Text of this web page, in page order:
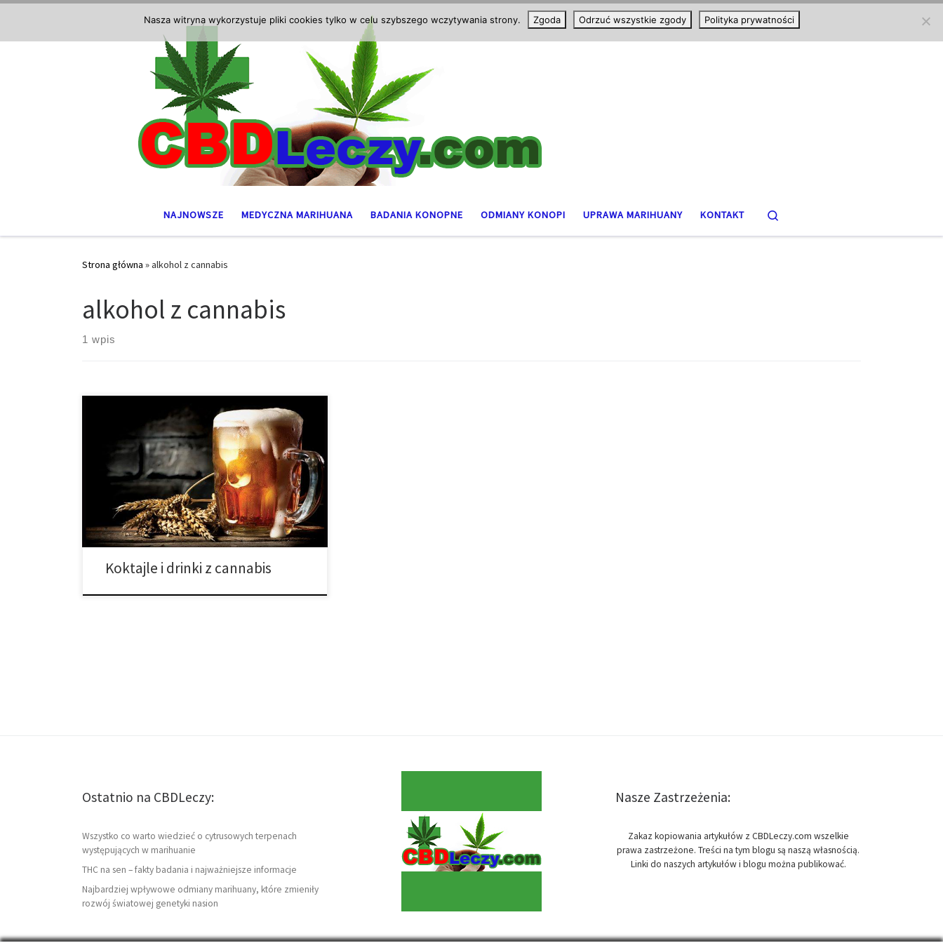
NAJNOWSZE MEDYCZNA MARIHUANA BADANIA KONOPNE ODMIANY KONOPI UPRAWA MARIHUANY KONTAKT
Strona główna »alkohol z cannabis
alkohol z cannabis
1 wpis
Wypij swoje lekarstwo, ale postępuj ostrożnie. Czy
miałeś myśli o dodaniu marihuany do drinków?
Obecnie, kiedy wiele państw posiada jakąś formę
legalnej marihuany, rozmowy o mieszaniu alkoholu z
marihuaną są ważniejsze niż kiedykolwiek wcześniej.
Zanim dodasz cannabis do drinka, jest kilka rzeczy o
których powinieneś wiedzieć. Nie jest to kwestia, […]
Koktajle i drinki z cannabis
Ostatnio na CBDLeczy:
Wszystko co warto wiedzieć o cytrusowych terpenach
występujących w marihuanie
THC na sen – fakty badania i najważniejsze informacje
Najbardziej wpływowe odmiany marihuany, które zmieniły
rozwój światowej genetyki nasion
Nasze Zastrzeżenia:
Zakaz kopiowania artykułów z CBDLeczy.com wszelkie
prawa zastrzeżone. Treści na tym blogu są naszą własnością.
Linki do naszych artykułów i blogu można publikować.
Nasza witryna wykorzystuje pliki cookies tylko w celu szybszego wczytywania strony. Zgoda Odrzuć wszystkie zgody Polityka prywatności